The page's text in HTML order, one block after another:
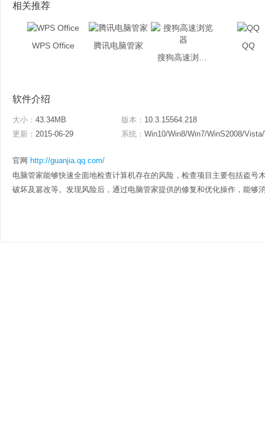
相关推荐
WPS Office
腾讯电脑管家
QQ
软件介绍
大小： 43.34MB 版本： 10.3.15564.218
更新： 2015-06-29 系统： Win10/Win8/Win7/WinS2008/
官网 http://guanjia.qq.com/
电脑管家能够快速全面地检查计算机存在的风险，检查项目主要包括盗号
破坏及篡改等。发现风险后，通过电脑管家提供的修复和优化操作，能够